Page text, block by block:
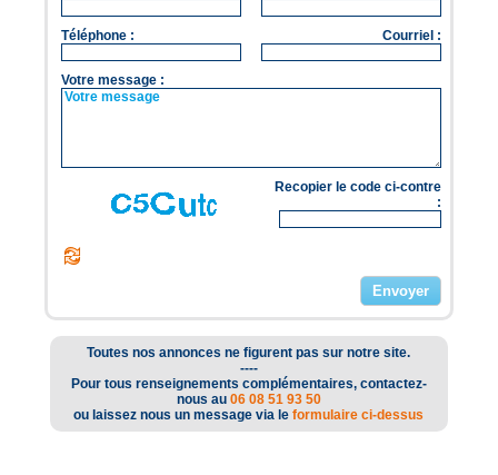
Téléphone : Courriel :
Votre message :
Recopier le code ci-contre
:
Toutes nos annonces ne figurent pas sur notre site.
----
Pour tous renseignements complémentaires, contactez-
nous au 06 08 51 93 50
ou laissez nous un message via leformulaire ci-dessus